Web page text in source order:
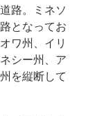
路。ミネソ
となってお
ワ州、イリ
シー州、ア
を縦断して